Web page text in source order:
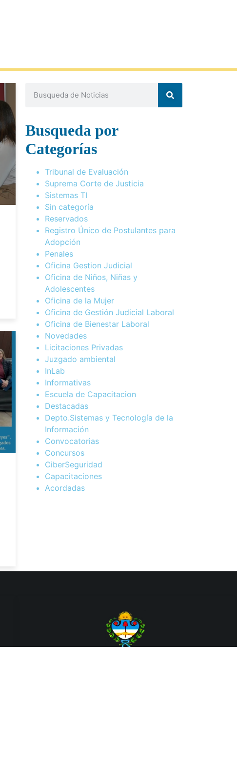
Busqueda por
Categorías
Tribunal de Evaluación
Suprema Corte de Justicia
Sistemas TI
Sin categoría
Reservados
Registro Único de Postulantes para
Adopción
Penales
Oficina Gestion Judicial
Oficina de Niños, Niñas y
Adolescentes
Oficina de la Mujer
Oficina de Gestión Judicial Laboral
Oficina de Bienestar Laboral
Novedades
Licitaciones Privadas
Juzgado ambiental
InLab
Informativas
Escuela de Capacitacion
Destacadas
Depto.Sistemas y Tecnología de la
Información
Convocatorias
Concursos
CiberSeguridad
Capacitaciones
Acordadas